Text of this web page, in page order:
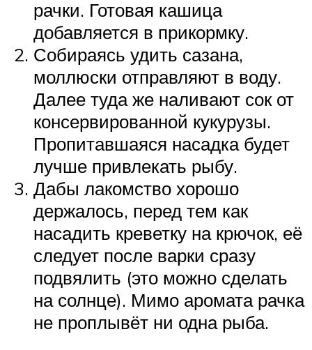
рачки. Готовая кашица
добавляется в прикормку.
Собираясь удить сазана,
моллюски отправляют в воду.
Далее туда же наливают сок от
консервированной кукурузы.
Пропитавшаяся насадка будет
лучше привлекать рыбу.
Дабы лакомство хорошо
держалось, перед тем как
насадить креветку на крючок, её
следует после варки сразу
подвялить (это можно сделать
на солнце). Мимо аромата рачка
не проплывёт ни одна рыба.